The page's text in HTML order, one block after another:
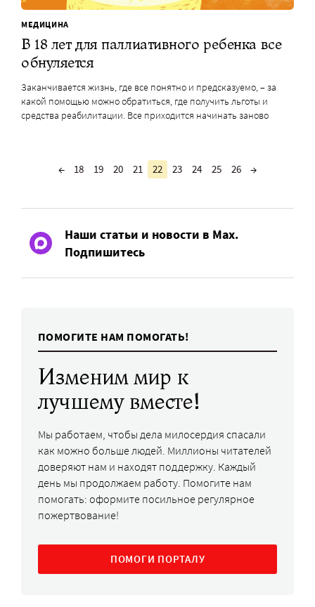
МЕДИЦИНА
В 18 лет для паллиативного ребенка все
обнуляется
Заканчивается жизнь, где все понятно и предсказуемо, – за
какой помощью можно обратиться, где получить льготы и
средства реабилитации. Все приходится начинать заново
← 18 19 20 21 22 23 24 25 26 →
Наши статьи и новости в Max.
Подпишитесь
ПОМОГИТЕ НАМ ПОМОГАТЬ!
Изменим мир к
лучшему вместе!
Мы работаем, чтобы дела милосердия спасали
как можно больше людей. Миллионы читателей
доверяют нам и находят поддержку. Каждый
день мы продолжаем работу. Помогите нам
помогать: оформите посильное регулярное
пожертвование!
ПОМОГИ ПОРТАЛУ